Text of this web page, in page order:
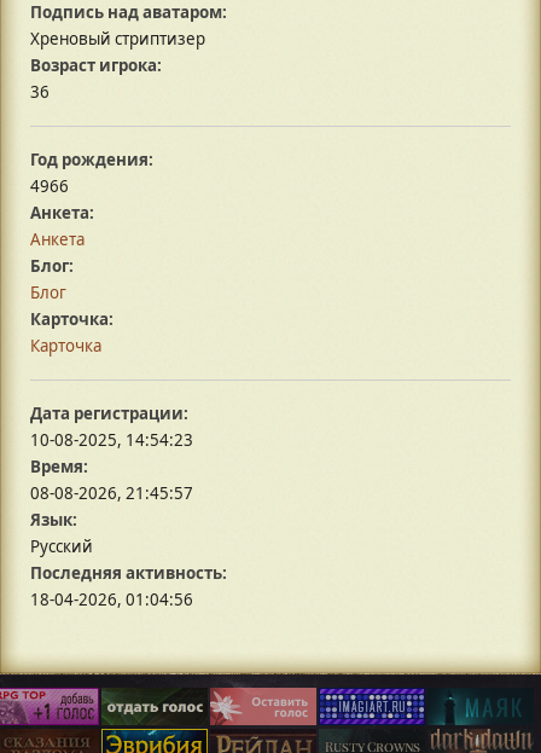
Подпись над аватаром:
Хреновый стриптизер
Возраст игрока:
36
Год рождения:
4966
Анкета:
Анкета
Блог:
Блог
Карточка:
Карточка
Дата регистрации:
10-08-2025, 14:54:23
Время:
08-08-2026, 21:45:57
Язык:
Русский
Последняя активность:
18-04-2026, 01:04:56